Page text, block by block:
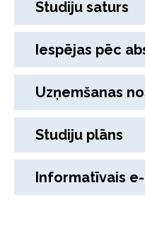
Studiju saturs
Iespējas pēc
Uzņemšanas
Studiju plāns
Informatīvais